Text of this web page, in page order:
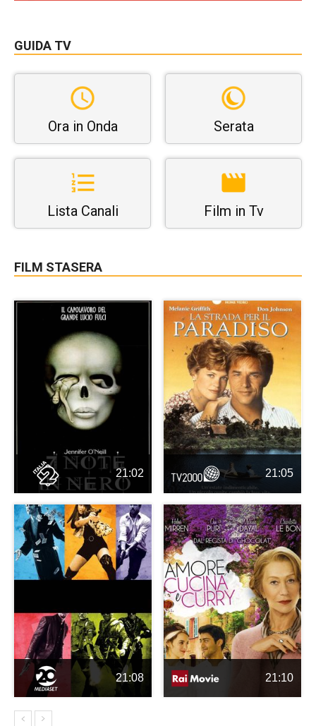
GUIDA TV
Ora in Onda Serata
Lista Canali Film in Tv
FILM STASERA
21:02 21:05
21:08 21:10